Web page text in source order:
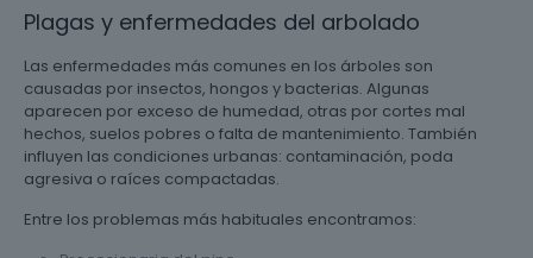
Plagas y enfermedades del arbolado
Las enfermedades más comunes en los árboles son
causadas por insectos, hongos y bacterias. Algunas
aparecen por exceso de humedad, otras por cortes mal
hechos, suelos pobres o falta de mantenimiento. También
influyen las condiciones urbanas: contaminación, poda
agresiva o raíces compactadas.
Entre los problemas más habituales encontramos: